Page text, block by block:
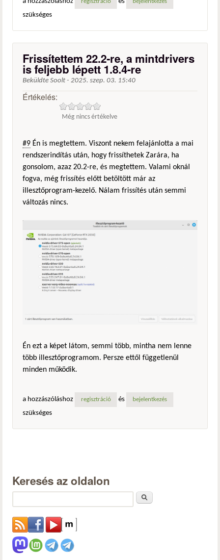
regisztráció bejelentkezés
szükséges
Frissítettem 22.2-re, a mintdrivers
is feljebb lépett 1.8.4-re
Beküldte Soolt - 2025. szep. 03. 15:40
Értékelés:
Még nincs értékelve
#9 Én is megtettem. Viszont nekem felajánlotta a mai
rendszerindítás után, hogy frissíthetek Zarára, ha
gonsolom, azaz 20.2-re, és megtettem. Valami oknál
fogva, még frissítés előtt betöltött már az
illesztőprogram-kezelő. Nálam frissítés után semmi
változás nincs.
Én ezt a képet látom, semmi több, mintha nem lenne
több illesztőprogramom. Persze ettől függetlenül
minden működik.
a hozzászóláshoz regisztráció és bejelentkezés
szükséges
Keresés az oldalon